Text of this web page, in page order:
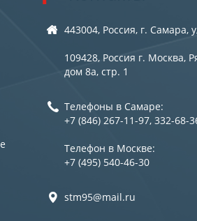
443004, Россия, г. Самара,
109428, Россия г. Москва,
дом 8а, стр. 1
Телефоны в Самаре:
+7 (846) 267-11-97, 332-68-
Телефон в Москве:
+7 (495) 540-46-30
stm95@mail.ru